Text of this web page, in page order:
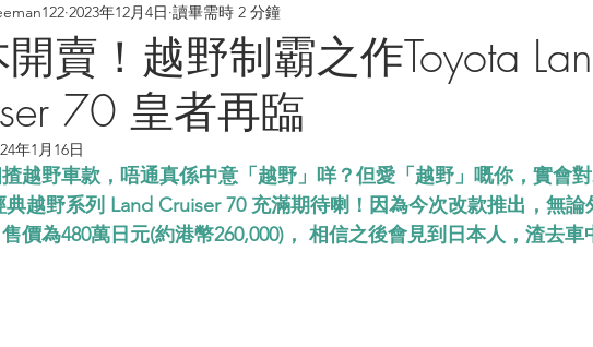
新手入坑系列 小編實測 旅遊推介
開賣！越野制霸之作Toyota
70 皇者再臨
2023年12月4日 讀畢需時 2 分鐘
年1月16日
越野車款，唔通真係中意「越野」咩？但愛「越野」嘅你，實會
典越野系列 Land Cruiser 70 充滿期待喇！因為今次改款推出，無論
價為480萬日元(約港幣260,000)， 相信之後會見到日本人，渣去車